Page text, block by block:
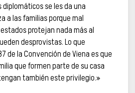
se les da una
a las familias porque mal
protejan nada más al
desprovistas. Lo que
de la Convención de Viena es que
que formen parte de su casa
también este privilegio.»